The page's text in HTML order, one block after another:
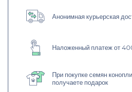
Анонимная курьерская
Наложенный платеж от
При покупке семян
получаете подарок